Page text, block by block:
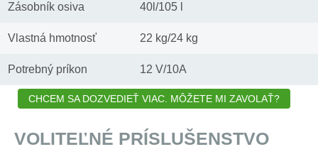
Zásobník osiva 40l/105 l
Vlastná hmotnosť 22 kg/24 kg
Potrebný príkon 12 V/10A
CHCEM SA DOZVEDIEŤ VIAC. MÔŽETE MI ZAVOLAŤ?
VOLITEĽNÉ PRÍSLUŠENSTVO